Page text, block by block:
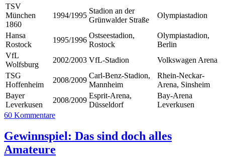
TSV
München
1860
1994/1995
Stadion an der
Grünwalder Straße
Olympiastadion
Hansa
Rostock
1995/1996
Ostseestadion,
Rostock
Olympiastadion,
Berlin
VfL
Wolfsburg
2002/2003 VfL-Stadion
Volkswagen Arena
TSG
Hoffenheim
2008/2009
Carl-Benz-Stadion,
Mannheim
Rhein-Neckar-
Arena, Sinsheim
Bayer
Leverkusen
2008/2009
Esprit-Arena,
Düsseldorf
Bay-Arena
Leverkusen
60 Kommentare
Gewinnspiel: Das sind doch alles
Amateure